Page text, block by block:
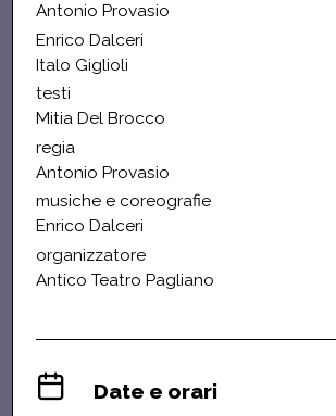
Antonio Provasio
Enrico Dalceri
Italo Giglioli
testi
Mitia Del Brocco
regia
Antonio Provasio
musiche e coreografie
Enrico Dalceri
organizzatore
Antico Teatro Pagliano
Date e orari